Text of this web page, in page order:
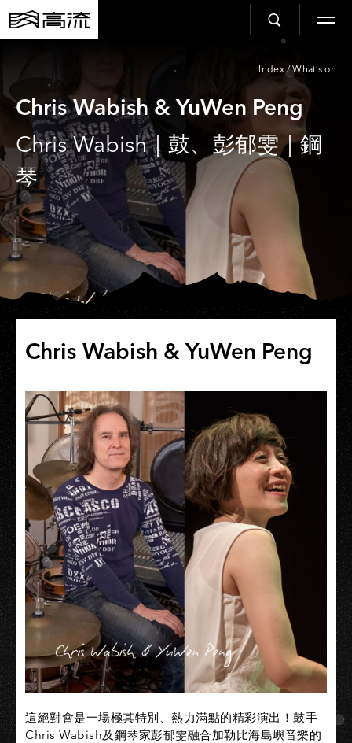
Index / What’s on
Chris Wabish & YuWen Peng
Chris Wabish｜鼓、彭郁雯｜鋼
琴
Chris Wabish & YuWen Peng
這絕對會是一場極其特別、熱力滿點的精彩演出！鼓手
Chris Wabish及鋼琴家彭郁雯融合加勒比海島嶼音樂的